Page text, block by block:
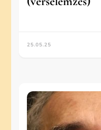
25.05.25